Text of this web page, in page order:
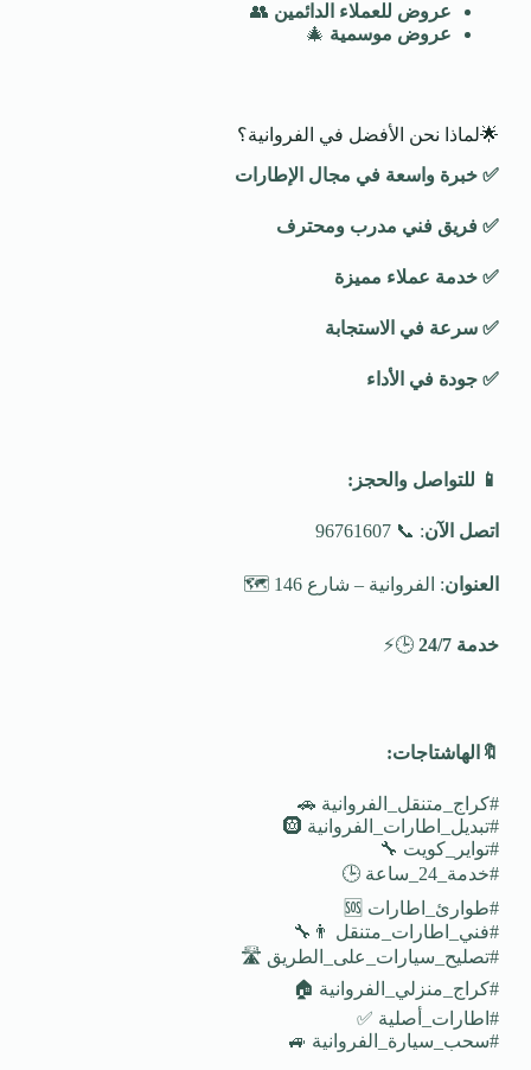
عروض للعملاء الدائمين 👥
عروض موسمية 🎄
🌟لماذا نحن الأفضل في الفروانية؟
✅ خبرة واسعة في مجال الإطارات
✅ فريق فني مدرب ومحترف
✅ خدمة عملاء مميزة
✅ سرعة في الاستجابة
✅ جودة في الأداء
📱 للتواصل والحجز :
اتصل الآن: 📞 96761607
العنوان: الفروانية – شارع 146 🗺️
خدمة 24/7 🕒⚡
🔖 الهاشتاجات:
#كراج_متنقل_الفروانية 🚗
#تبديل_اطارات_الفروانية 🛞
#تواير_كويت 🔧
#خدمة_24_ساعة 🕒
#طوارئ_اطارات 🆘
#فني_اطارات_متنقل 👨‍🔧
#تصليح_سيارات_على_الطريق 🛣️
#كراج_منزلي_الفروانية 🏠
#اطارات_أصلية ✅
#سحب_سيارة_الفروانية 🚙